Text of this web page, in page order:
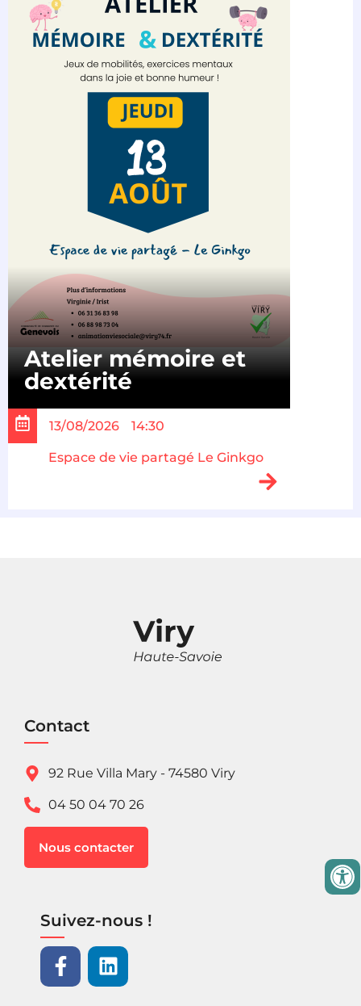
Atelier mémoire et
dextérité
13/08/2026 14:30
Espace de vie partagé Le Ginkgo
Contact
92 Rue Villa Mary - 74580 Viry
04 50 04 70 26
Nous contacter
Suivez-nous !